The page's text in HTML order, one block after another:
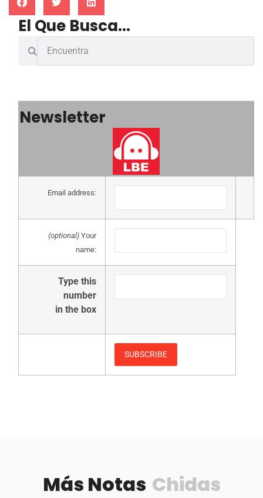
El Que Busca...
Newsletter
Email address:
(optional) Your
name:
Type this
number
in the box
Más Notas Chidas